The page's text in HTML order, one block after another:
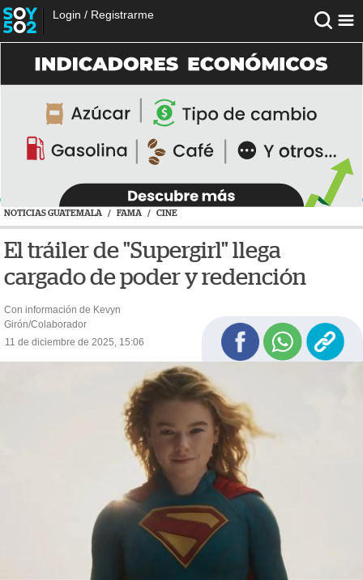
Login / Registrarme
NOTICIAS GUATEMALA / FAMA / CINE
El tráiler de "Supergirl" llega
cargado de poder y redención
Con información de Kevyn
Girón/Colaborador
11 de diciembre de 2025, 15:06